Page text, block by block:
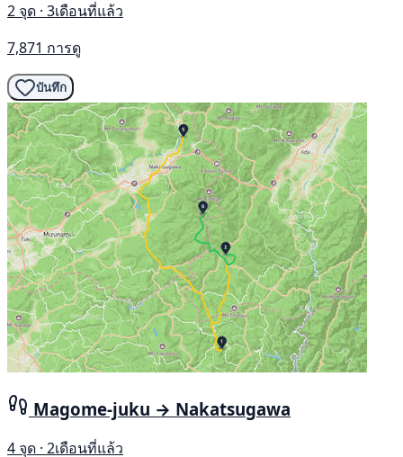
2 จุด · 3เดือนที่แล้ว
7,871 การดู
บันทึก
Magome-juku → Nakatsugawa
4 จุด · 2เดือนที่แล้ว